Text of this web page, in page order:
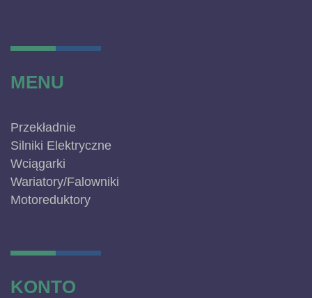
MENU
Przekładnie
Silniki Elektryczne
Wciągarki
Wariatory/Falowniki
Motoreduktory
KONTO